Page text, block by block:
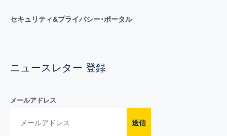
セキュリティ&プライバシー･ポータル
ニュースレター 登録
メールアドレス
送信